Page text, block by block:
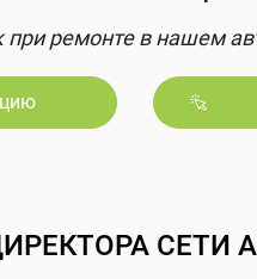
при ремонте в нашем
СЕТИ